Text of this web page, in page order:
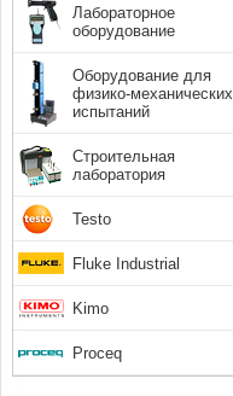
Лабораторное
оборудование
Оборудование для
физико-механических
испытаний
Строительная
лаборатория
Testo
Fluke Industrial
Kimo
Proceq